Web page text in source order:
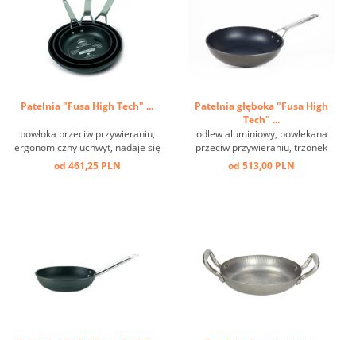
Patelnia "Fusa High Tech" ...
powłoka przeciw przywieraniu,
ergonomiczny uchwyt, nadaje się
do indukcji ...
od 461,25 PLN
Patelnia głęboka "Fusa High
Tech" ...
odlew aluminiowy, powlekana
przeciw przywieraniu, trzonek
stal nierdzewna, nadaje się do
indukcji i każdej kuchenki ...
od 513,00 PLN